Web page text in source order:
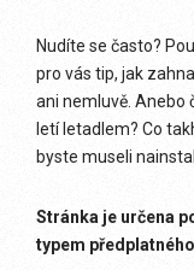
Nudíte se často?
pro vás tip, jak
ani nemluvě. Anebo
letí letadlem? Co
byste museli
Stránka je určena
typem